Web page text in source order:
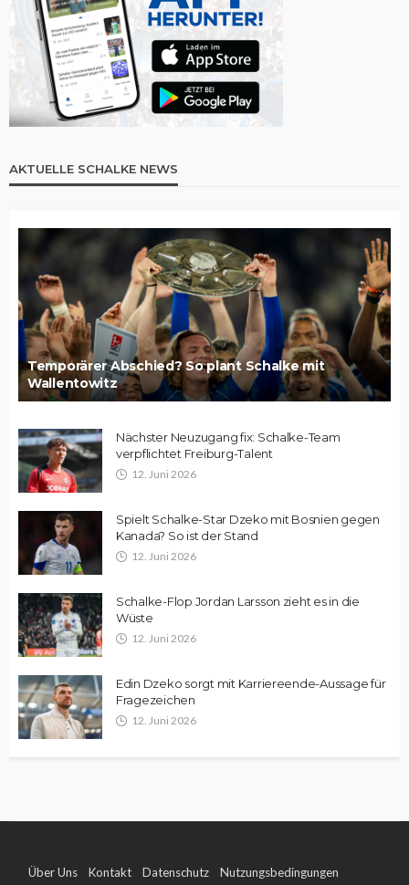
AKTUELLE SCHALKE NEWS
Temporärer Abschied? So plant Schalke mit
Wallentowitz
Nächster Neuzugang fix: Schalke-Team
verpflichtet Freiburg-Talent
12. Juni 2026
Spielt Schalke-Star Dzeko mit Bosnien gegen
Kanada? So ist der Stand
12. Juni 2026
Schalke-Flop Jordan Larsson zieht es in die
Wüste
12. Juni 2026
Edin Dzeko sorgt mit Karriereende-Aussage für
Fragezeichen
12. Juni 2026
Über Uns Kontakt Datenschutz Nutzungsbedingungen